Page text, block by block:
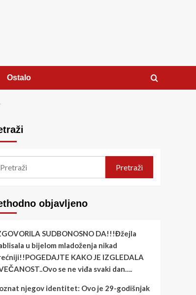
Ostalo
Pretraži
objavljeno
SUDBONOSNO DA!!!Đžejla
u bijelom mladoženja nikad
KAKO JE IZGLEDALA
se ne viđa svaki dan….
njegov identitet: Ovo je 29-godišnjak